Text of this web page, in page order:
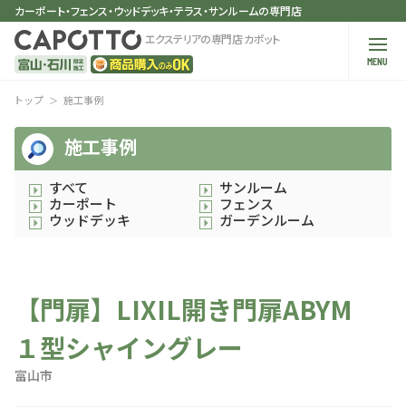
カーポート・フェンス・ウッドデッキ・テラス・サンルームの専門店
エクステリアの専門店 カポット
MENU
トップ 施工事例
施工事例
すべて
サンルーム
カーポート
フェンス
ウッドデッキ
ガーデンルーム
【門扉】LIXIL開き門扉ABYM
１型シャイングレー
富山市